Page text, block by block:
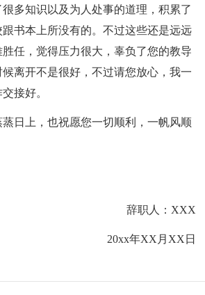
多知识以及为人处事的道理，积累了
书本上所没有的。不过这些还是远远
任，觉得压力很大，辜负了您的教导
离开不是很好，不过请您放心，我一
接好。
日上，也祝愿您一切顺利，一帆风顺
辞职人：XXX
20xx年XX月XX日